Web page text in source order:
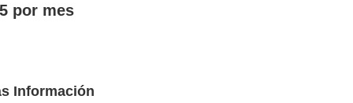
por mes
Información